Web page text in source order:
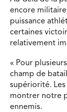
encore
puissance
certaines
relativement
« Pour
champ de
supériorité.
montrer notre
ennemis.